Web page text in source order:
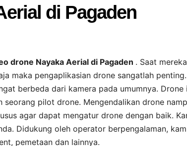
di Pagaden
drone Nayaka Aerial di Pagaden . Saat
maka pengaplikasian drone sangatlah penting.
berbeda dari kamera pada umumnya. Drone
pilot drone. Mengendalikan drone
agar dapat mengatur drone dengan baik.
Didukung oleh operator berpengalaman,
pemetaan dan lainnya.